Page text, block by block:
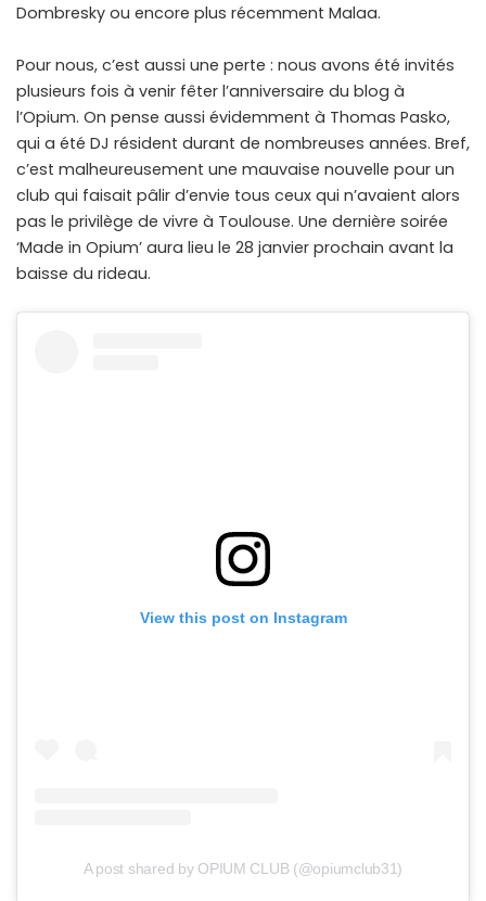
Dombresky ou encore plus récemment Malaa.
Pour nous, c’est aussi une perte : nous avons été invités
plusieurs fois à venir fêter l’anniversaire du blog à
l’Opium. On pense aussi évidemment à Thomas Pasko,
qui a été DJ résident durant de nombreuses années. Bref,
c’est malheureusement une mauvaise nouvelle pour un
club qui faisait pâlir d’envie tous ceux qui n’avaient alors
pas le privilège de vivre à Toulouse. Une dernière soirée
‘Made in Opium’ aura lieu le 28 janvier prochain avant la
baisse du rideau.
View this post on Instagram
A post shared by OPIUM CLUB (@opiumclub31)